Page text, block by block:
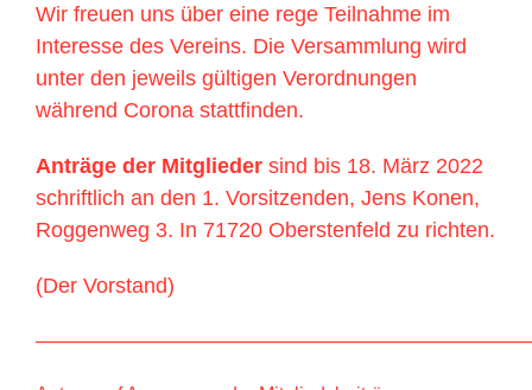
Wir freuen uns über eine rege Teilnahme im
Interesse des Vereins. Die Versammlung wird
unter den jeweils gültigen Verordnungen
während Corona stattfinden.
Anträge der Mitgliedersind bis 18. März 2022
schriftlich an den 1. Vorsitzenden, Jens Konen,
Roggenweg 3. In 71720 Oberstenfeld zu richten.
(Der Vorstand)